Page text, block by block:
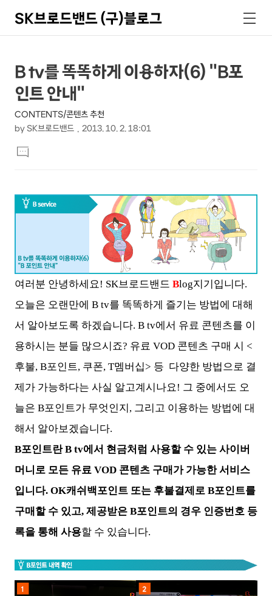
SK브로드밴드 (구)블로그
색
메
뉴
상
세
컨
텐
츠
본
문
제
목
B tv를 똑똑하게 이용하자(6) "B포
인트 안내"
CONTENTS/콘텐츠 추천
by SK브로드밴드 2013. 10. 2. 18:01
문
댓
글
여러분 안녕하세요! SK브로드밴드 Blog지기입니다.
오늘은 오랜만에 B tv를 똑똑하게 즐기는 방법에 대해
서 알아보도록 하겠습니다. B tv에서 유료 콘텐츠를 이
용하시는 분들 많으시죠? 유료 VOD 콘텐츠 구매 시 <
후불, B포인트, 쿠폰, T멤버십> 등 다양한 방법으로 결
제가 가능하다는 사실 알고계시나요! 그 중에서도 오
늘은 B포인트가 무엇인지, 그리고 이용하는 방법에 대
해서 알아보겠습니다.
B포인트란 B tv에서 현금처럼 사용할 수 있는 사이버
머니로 모든 유료 VOD 콘텐츠 구매가 가능한 서비스
입니다. OK캐쉬백포인트 또는 후불결제로 B포인트를
구매할 수 있고, 제공받은 B포인트의 경우 인증번호 등
록을 통해 사용할 수 있습니다.